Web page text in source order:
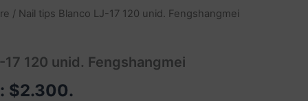
/ Nail tips Blanco LJ-17 120 unid. Fengshangmei
120 unid. Fengshangmei
$2.300.